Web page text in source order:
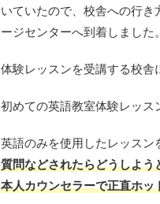
いていたので、校舎への行
ージセンターへ到着しました。
体験レッスンを受講する校舎
初めての英語教室体験レッス
英語のみを使用したレッスン
質問などされたらどうしよ
本人カウンセラーで正直ホッ